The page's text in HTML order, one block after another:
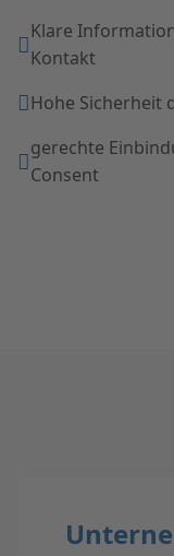
Klare
Kontakt
Hohe Sicherheit
gerechte
Consent